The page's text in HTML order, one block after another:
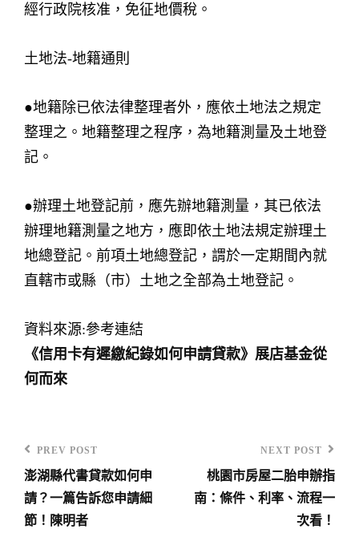
經行政院核准，免征地價稅。
土地法-地籍通則
●地籍除已依法律整理者外，應依土地法之規定
整理之。地籍整理之程序，為地籍測量及土地登
記。
●辦理土地登記前，應先辦地籍測量，其已依法
辦理地籍測量之地方，應即依土地法規定辦理土
地總登記。前項土地總登記，謂於一定期間內就
直轄市或縣（市）土地之全部為土地登記。
資料來源:參考連結
《信用卡有遲繳紀錄如何申請貸款》展店基金從
何而來
文
章
Previous
Post
PREV POST
澎湖縣代書貸款如何申
請？一篇告訴您申請細
節！陳明者
Post
NEXT POST
桃園市房屋二胎申辦指
南：條件、利率、流程一
次看！